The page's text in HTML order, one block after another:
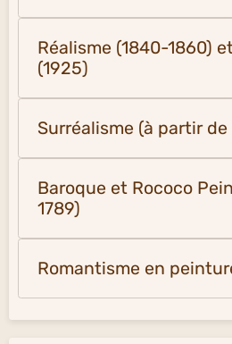
Réalisme (1840-1860)
(1925)
Surréalisme (à partir de
Baroque et Rococo
1789)
Romantisme en